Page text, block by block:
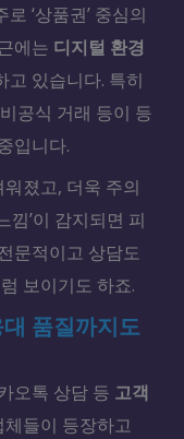
‘상품권’ 중심의
에는 디지털 환경
고 있습니다. 특히
공식 거래 등이 등
입니다.
졌고, 더욱 주의
낌’이 감지되면 피
문적이고 상담도
보이기도 하죠.
품질까지도
오톡 상담 등 고객
들이 등장하고